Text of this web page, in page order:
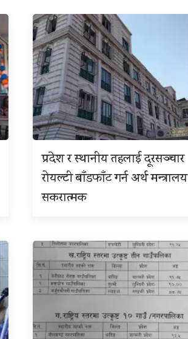
प्रदेश र स्थानीय तहलाई दूरसञ्चार
रोयल्टी बाँडफाँट गर्न अर्थ मन्त्रालय
सकरात्मक